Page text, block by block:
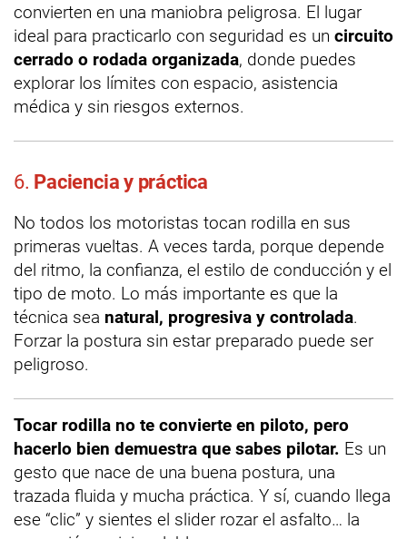
convierten en una maniobra peligrosa. El lugar
ideal para practicarlo con seguridad es un circuito
cerrado o rodada organizada, donde puedes
explorar los límites con espacio, asistencia
médica y sin riesgos externos.
6. Paciencia y práctica
No todos los motoristas tocan rodilla en sus
primeras vueltas. A veces tarda, porque depende
del ritmo, la confianza, el estilo de conducción y el
tipo de moto. Lo más importante es que la
técnica sea natural, progresiva y controlada.
Forzar la postura sin estar preparado puede ser
peligroso.
Tocar rodilla no te convierte en piloto, pero
hacerlo bien demuestra que sabes pilotar. Es un
gesto que nace de una buena postura, una
trazada fluida y mucha práctica. Y sí, cuando llega
ese “clic” y sientes el slider rozar el asfalto… la